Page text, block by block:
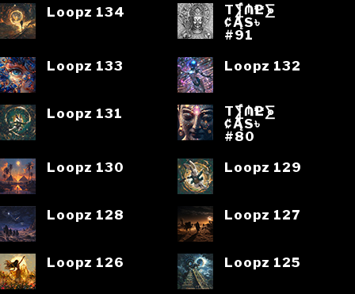
Loopz 134
T⨋₼₱L⨊
₡ĄS৳
#91
Loopz 133
Loopz 132
Loopz 131
T⨋₼₱L⨊
₡ĄS৳
#80
Loopz 130
Loopz 129
Loopz 128 Loopz 127
Loopz 126 Loopz 125